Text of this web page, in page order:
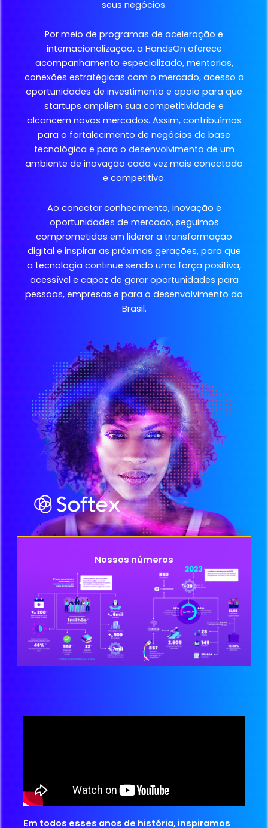
seus negócios.
Por meio de programas de aceleração e
internacionalização, a HandsOn oferece
acompanhamento especializado, mentorias,
conexões estratégicas com o mercado, acesso a
oportunidades de investimento e apoio para que
startups ampliem sua competitividade e
alcancem novos mercados. Assim, contribuímos
para o fortalecimento de negócios de base
tecnológica e para o desenvolvimento de um
ambiente de inovação cada vez mais conectado
e competitivo.
Ao conectar conhecimento, inovação e
oportunidades de mercado, seguimos
comprometidos em liderar a transformação
digital e inspirar as próximas gerações, para que
a tecnologia continue sendo uma força positiva,
acessível e capaz de gerar oportunidades para
pessoas, empresas e para o desenvolvimento do
Brasil.
Nossos números
Em todos esses anos de história, inspiramos